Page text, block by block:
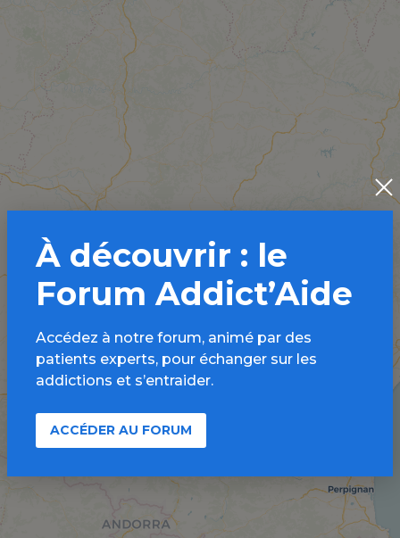
À découvrir : le
Forum Addict’Aide
Accédez à notre forum, animé par des
patients experts, pour échanger sur les
addictions et s’entraider.
ACCÉDER AU FORUM